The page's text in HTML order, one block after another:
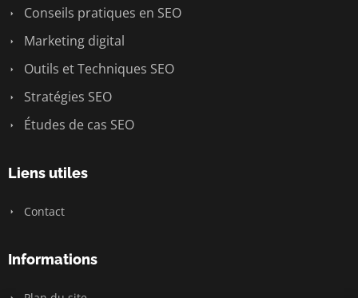
Conseils pratiques en SEO
Marketing digital
Outils et Techniques SEO
Stratégies SEO
Études de cas SEO
Liens utiles
Contact
Informations